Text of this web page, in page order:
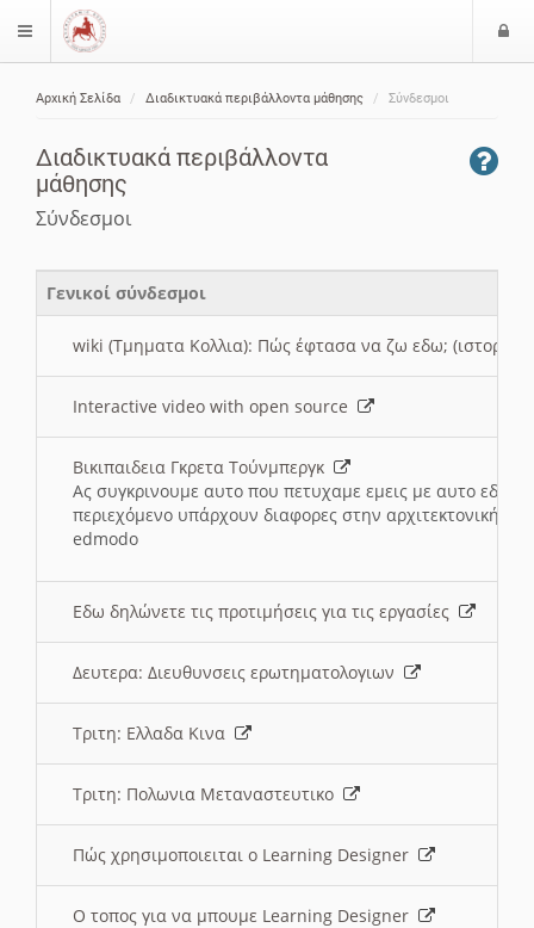
$langMenu
Αρχική Σελίδα Διαδικτυακά περιβάλλοντα μάθησης Σύνδεσμοι
Διαδικτυακά περιβάλλοντα
μάθησης
Σύνδεσμοι
Γενικοί σύνδεσμοι
wiki (Τμηματα Κολλια): Πώς έφτασα να ζω εδω; (ιστορια)
Interactive video with open source
Βικιπαιδεια Γκρετα Τούνμπεργκ
Ας συγκρινουμε αυτο που πετυχαμε εμεις με αυτο εδω
περιεχόμενο υπάρχουν διαφορες στην αρχιτεκτονική
edmodo
Εδω δηλώνετε τις προτιμήσεις για τις εργασίες
Δευτερα: Διευθυνσεις ερωτηματολογιων
Τριτη: Ελλαδα Κινα
Τριτη: Πολωνια Μεταναστευτικο
Πώς χρησιμοποιειται ο Learning Designer
O τοπος για να μπουμε Learning Designer